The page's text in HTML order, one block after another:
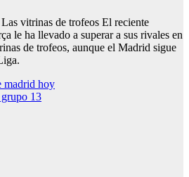
vitrinas de trofeos El reciente
le ha llevado a superar a sus rivales en
de trofeos, aunque el Madrid sigue
madrid hoy
13